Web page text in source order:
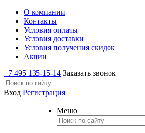
О компании
Контакты
Условия оплаты
Условия доставки
Условия получения скидок
Акции
+7 495 135-15-14 Заказать звонок
Вход Регистрация
Меню